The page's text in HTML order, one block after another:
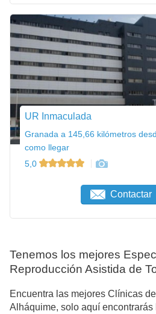
UR Inmaculada
Granada a 145,66 kilómetros
como llegar
5,0
Contactar
Tenemos los mejores
Reproducción Asistida de
Encuentra las mejores Clínicas
Alháquime, solo aquí